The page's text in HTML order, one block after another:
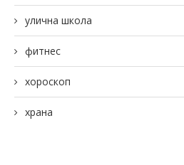
улична школа
фитнес
хороскоп
храна